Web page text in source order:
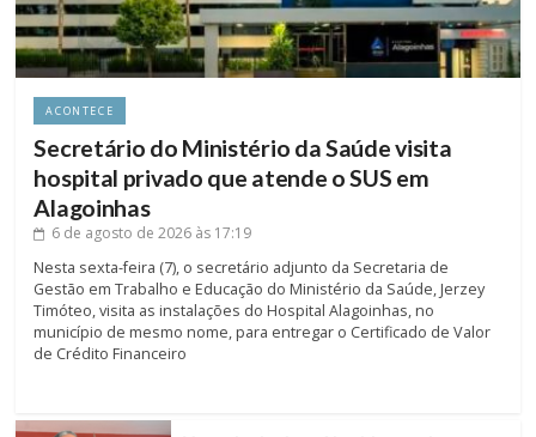
ACONTECE
Secretário do Ministério da Saúde visita
hospital privado que atende o SUS em
Alagoinhas
6 de agosto de 2026 às 17:19
Nesta sexta-feira (7), o secretário adjunto da Secretaria de
Gestão em Trabalho e Educação do Ministério da Saúde, Jerzey
Timóteo, visita as instalações do Hospital Alagoinhas, no
município de mesmo nome, para entregar o Certificado de Valor
de Crédito Financeiro